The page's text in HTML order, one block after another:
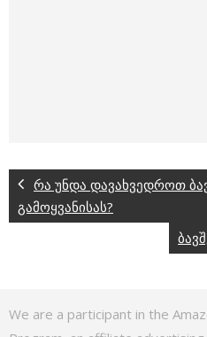
რა უნდა დავახვედროთ
გამოყვანისას?
We are a participant in the